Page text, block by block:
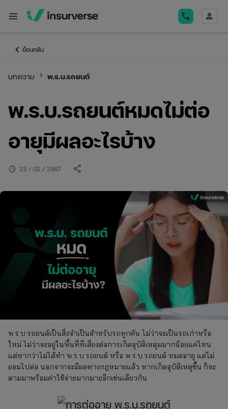
menu call person
keyboard_arrow_left ย้อนกลับ
บทความ keyboard_arrow_right พ.ร.บ.รถยนต์
พ.ร.บ.รถยนต์หมดไม่ต่อ
อายุมีผลอะไรบ้าง
schedule 23 / 02 / 2567 share
พ.ร.บ.รถยนต์เป็นสิ่งจำเป็นสำหรับรถทุกคัน ไม่ว่าจะเป็นรถเก่าหรือ
ใหม่ ไม่ว่าจะอยู่ในพื้นที่ที่เสี่ยงต่อการเกิดอุบัติเหตุมมากน้อยแค่ไหน
แต่หากว่าไม่ได้ทำ พ.ร.บ.รถยนต์ หรือ พ.ร.บ.รถยนต์ หมดอายุ แต่ไม่
ยอมไปต่อ นอกจากจะมีผลทางกฎหมายแล้ว หากเกิดอุบัติเหตุขึ้น ก็จะ
ตามมาพร้อมค่าใช้จ่ายมากมายอีกเช่นเดียวกัน